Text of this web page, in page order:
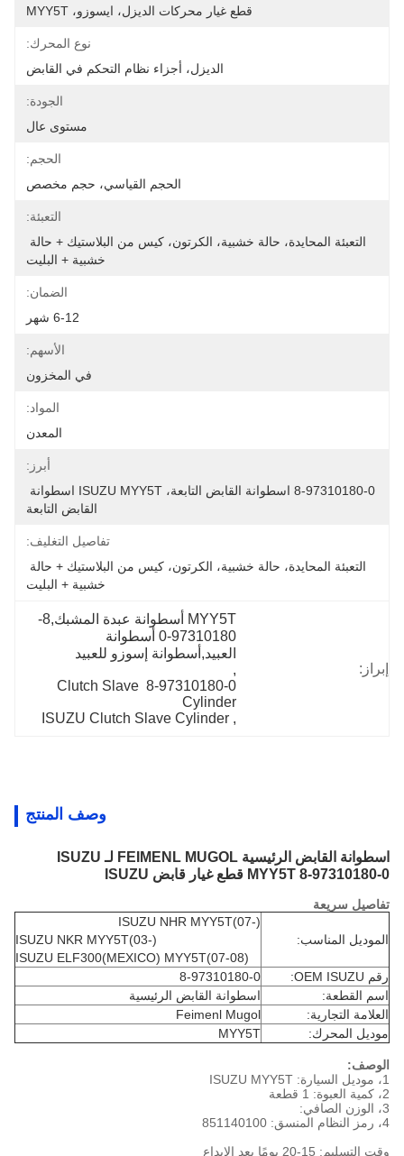
قطع غيار محركات الديزل، ايسوزو، MYY5T
نوع المحرك:
الديزل، أجزاء نظام التحكم في القابض
الجودة:
مستوى عال
الحجم:
الحجم القياسي، حجم مخصص
التعبئة:
التعبئة المحايدة، حالة خشبية، الكرتون، كيس من البلاستيك + حالة
خشبية + البليت
الضمان:
6-12 شهر
الأسهم:
في المخزون
المواد:
المعدن
أبرز:
8-97310180-0 اسطوانة القابض التابعة، ISUZU MYY5T اسطوانة
القابض التابعة
تفاصيل التغليف:
التعبئة المحايدة، حالة خشبية، الكرتون، كيس من البلاستيك + حالة
خشبية + البليت
إبراز:
MYY5T أسطوانة عبدة المشبك,8-
97310180-0 أسطوانة
العبيد,أسطوانة إسوزو للعبيد
,
8-97310180-0 Clutch Slave
Cylinder
,
ISUZU Clutch Slave Cylinder
وصف المنتج
اسطوانة القابض الرئيسية FEIMENL MUGOL لـ ISUZU
MYY5T 8-97310180-0 قطع غيار قابض ISUZU
تفاصيل سريعة
الموديل المناسب:
ISUZU NHR MYY5T(07-)
ISUZU NKR MYY5T(03-)
ISUZU ELF300(MEXICO) MYY5T(07-08)
رقم OEM ISUZU:
8-97310180-0
اسم القطعة:
اسطوانة القابض الرئيسية
العلامة التجارية:
Feimenl Mugol
موديل المحرك:
MYY5T
الوصف:
4، رمز النظام المنسق: 851140100
وقت التسليم: 15-20 يومًا بعد الإيداع